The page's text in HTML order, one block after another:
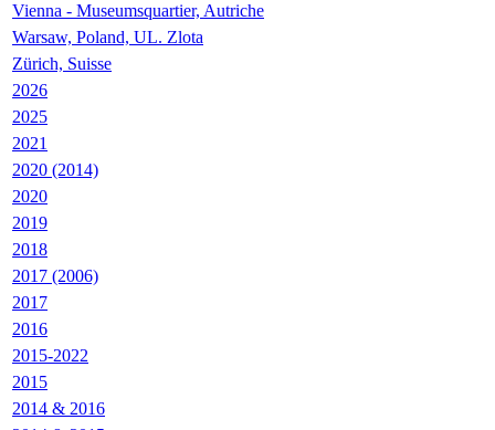
Vienna - Museumsquartier, Autriche
Warsaw, Poland, UL. Zlota
Zürich, Suisse
2026
2025
2021
2020 (2014)
2020
2019
2018
2017 (2006)
2017
2016
2015-2022
2015
2014 & 2016